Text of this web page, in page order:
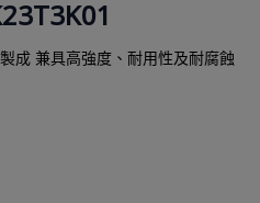
成 兼具高強度、耐用性及耐腐蝕